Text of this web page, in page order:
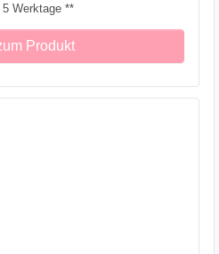
Werktage **
Produkt